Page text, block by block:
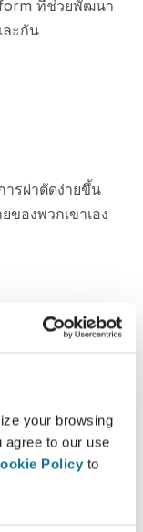
your browsing
to our use
Policy to
ที่ช่วยพัฒนา
ะกัน
ารผ่าตัดง่ายขึ้น
ของพวกเขาเอง
ขึ้น